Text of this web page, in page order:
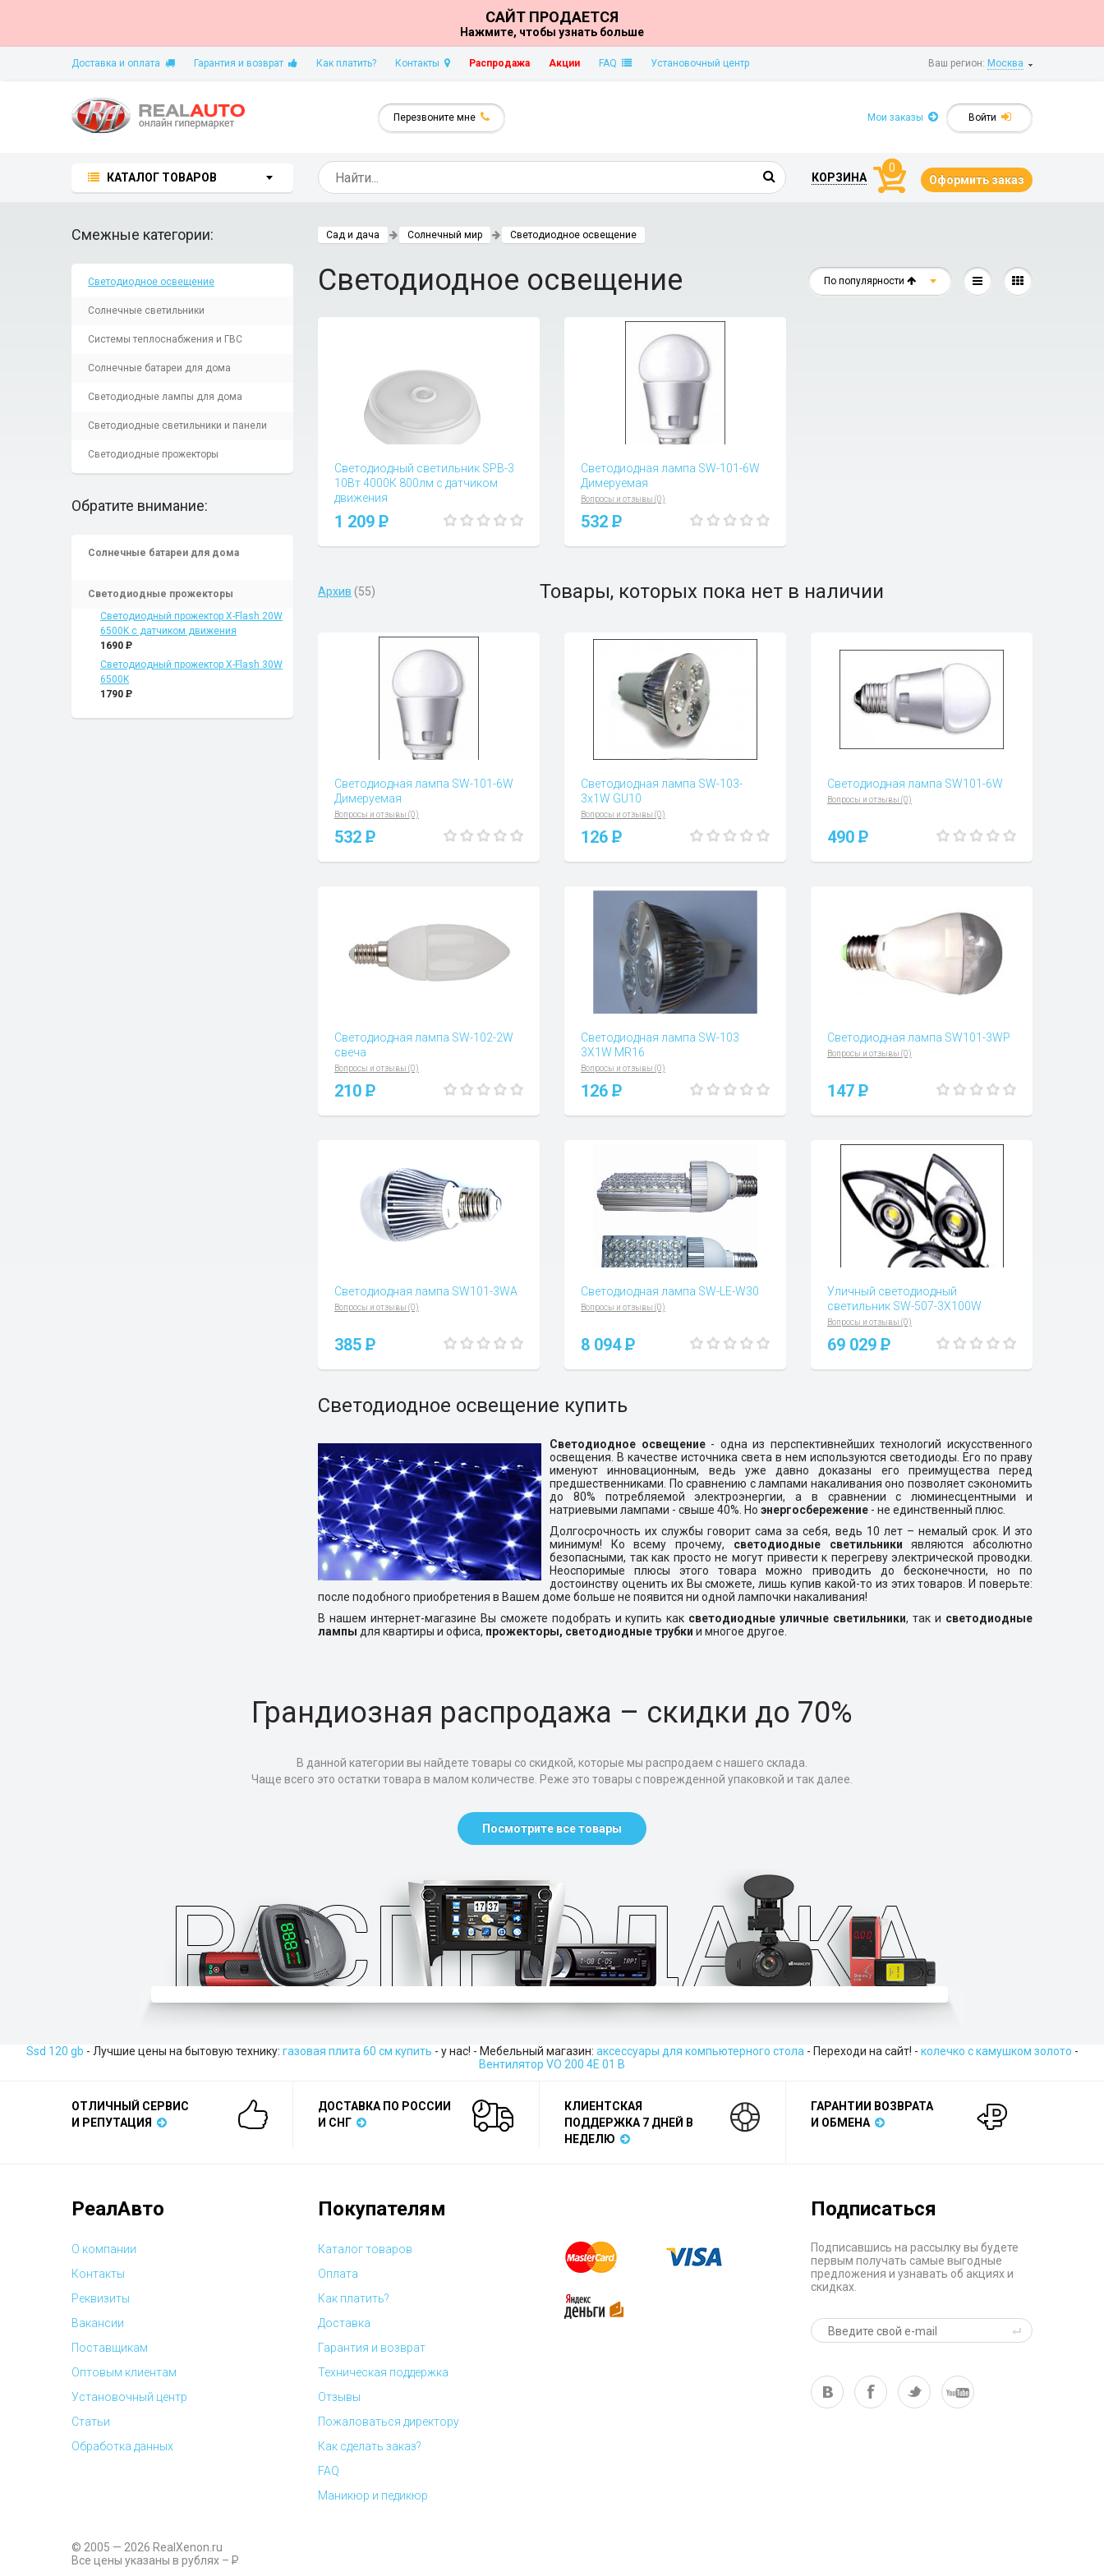
САЙТ ПРОДАЕТСЯ
Нажмите, чтобы узнать больше
Ваш регион: Москва
Доставка и оплата Гарантия и возврат Как платить? Контакты Распродажа Акции FAQ Установочный центр
Перезвоните мне Войти
Мои заказы
КАТАЛОГ ТОВАРОВ КОРЗИНА
0
Оформить заказ
Смежные категории:
Светодиодное освещение
Солнечные светильники
Системы теплоснабжения и ГВС
Солнечные батареи для дома
Светодиодные лампы для дома
Светодиодные светильники и панели
Светодиодные прожекторы
Обратите внимание:
Солнечные батареи для дома
Светодиодные прожекторы
Светодиодный прожектор X-Flash 20W
6500K с датчиком движения
1690 P
Светодиодный прожектор X-Flash 30W
6500K
1790 P
Сад и дача Солнечный мир Светодиодное освещение
Светодиодное освещение По популярности
Светодиодный светильник SPB-3
10Вт 4000К 800лм с датчиком
движения
Вопросы и отзывы (0)
1 209 P
Светодиодная лампа SW-101-6W
Димеруемая
Вопросы и отзывы (0)
532 P
Архив (55) Товары, которых пока нет в наличии
Светодиодная лампа SW-101-6W
Димеруемая
Вопросы и отзывы (0)
532 P
Светодиодная лампа SW-103-
3x1W GU10
Вопросы и отзывы (0)
126 P
Светодиодная лампа SW101-6W
Вопросы и отзывы (0)
490 P
Светодиодная лампа SW-102-2W
свеча
Вопросы и отзывы (0)
210 P
Светодиодная лампа SW-103
3X1W MR16
Вопросы и отзывы (0)
126 P
Светодиодная лампа SW101-3WP
Вопросы и отзывы (0)
147 P
Светодиодная лампа SW101-3WA
Вопросы и отзывы (0)
385 P
Светодиодная лампа SW-LE-W30
Вопросы и отзывы (0)
8 094P
Уличный светодиодный
светильник SW-507-3Х100W
Вопросы и отзывы (0)
69 029 P
Светодиодное освещение купить
Светодиодное освещение- одна из перспективнейших технологий искусственного
освещения. В качестве источника света в нем используются светодиоды. Его по праву
именуют инновационным, ведь уже давно доказаны его преимущества перед
предшественниками. По сравнению с лампами накаливания оно позволяет сэкономить
до 80% потребляемой электроэнергии, а в сравнении с люминесцентными и
натриевыми лампами - свыше 40%. Но энергосбережение - не единственный плюс.
Долгосрочность их службы говорит сама за себя, ведь 10 лет – немалый срок. И это
минимум! Ко всему прочему, светодиодные светильникиявляются абсолютно
безопасными, так как просто не могут привести к перегреву электрической проводки.
Неоспоримые плюсы этого товара можно приводить до бесконечности, но по
достоинству оценить их Вы сможете, лишь купив какой-то из этих товаров. И поверьте:
после подобного приобретения в Вашем доме больше не появится ни одной лампочки накаливания!
В нашем интернет-магазине Вы сможете подобрать и купить как светодиодные уличные светильники, так и светодиодные
лампы для квартиры и офиса, прожекторы, светодиодные трубки и многое другое.
Грандиозная распродажа – скидки до 70%
В данной категории вы найдете товары со скидкой, которые мы распродаем с нашего склада.
Чаще всего это остатки товара в малом количестве. Реже это товары с поврежденной упаковкой и так далее.
Посмотрите все товары
Ssd 120 gb - Лучшие цены на бытовую технику: газовая плита 60 см купить - у нас! - Мебельный магазин: аксессуары для компьютерного стола - Переходи на сайт! - колечко с камушком золото -
Вентилятор VO 200 4E 01 B
ОТЛИЧНЫЙ СЕРВИС
И РЕПУТАЦИЯ
ДОСТАВКА ПО РОССИИ
И СНГ
КЛИЕНТСКАЯ
ПОДДЕРЖКА 7 ДНЕЙ В
НЕДЕЛЮ
ГАРАНТИИ ВОЗВРАТА
И ОБМЕНА
РеалАвто
О компании
Контакты
Реквизиты
Вакансии
Поставщикам
Оптовым клиентам
Установочный центр
Статьи
Обработка данных
Покупателям
Каталог товаров
Оплата
Как платить?
Доставка
Гарантия и возврат
Техническая поддержка
Отзывы
Пожаловаться директору
Как сделать заказ?
FAQ
Маникюр и педикюр
Подписаться
Подписавшись на рассылку вы будете
первым получать самые выгодные
предложения и узнавать об акциях и
скидках.
© 2005 — 2026 RealXenon.ru
Все цены указаны в рублях – P